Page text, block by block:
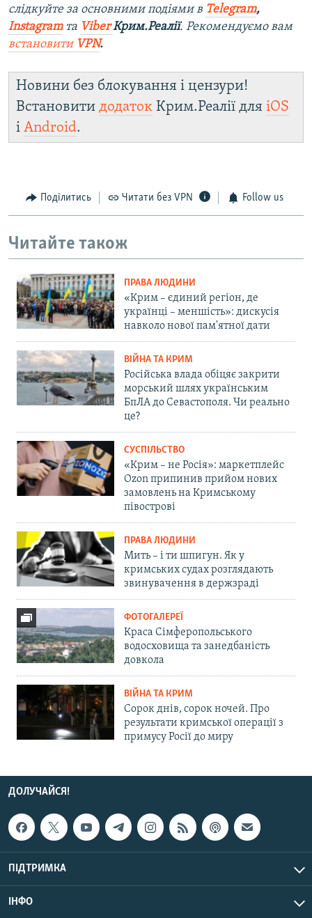
слідкуйте за основними подіями в Telegram,
Instagramта ViberКрим.Реалії. Рекомендуємо вам
встановити VPN.
Новини без блокування і цензури!
Встановити додаток Крим.Реалії для iOS
і Android.
Поділитись Читати без VPN Follow us
Читайте також
ПРАВА ЛЮДИНИ
«Крим – єдиний регіон, де
українці – меншість»: дискусія
навколо нової пам'ятної дати
ВІЙНА ТА КРИМ
Російська влада обіцяє закрити
морський шлях українським
БпЛА до Севастополя. Чи реально
це?
СУСПІЛЬСТВО
«Крим – не Росія»: маркетплейс
Ozon припинив прийом нових
замовлень на Кримському
півострові
ПРАВА ЛЮДИНИ
Мить – і ти шпигун. Як у
кримських судах розглядають
звинувачення в держзраді
ФОТОГАЛЕРЕЇ
Краса Сімферопольського
водосховища та занедбаність
довкола
ВІЙНА ТА КРИМ
Сорок днів, сорок ночей. Про
результати кримської операції з
примусу Росії до миру
ДОЛУЧАЙСЯ!
ПІДТРИМКА
ІНФО